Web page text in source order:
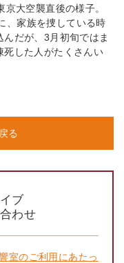
京大空襲直後の様子。
、家族を捜している時
だが、3月初旬ではま
死した人がたくさんい
る
ブ
わせ
室のご利用にあたっ